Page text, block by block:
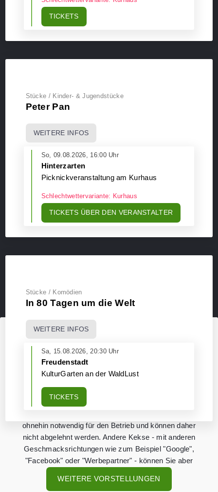
Diese Webseite verwendet Cookies
Diese Internetseite nutzt Cookies, kleine Kekse, die in
Ihrem Browser lokal auf Ihrem Computer
abgespeichert werden und die Funktion der
ohnehin notwendig für den Betrieb und können daher
nicht abgelehnt werden. Andere Kekse - mit anderen
Geschmacksrichtungen wie zum Beispiel "Google",
"Facebook" oder "Werbepartner" - können Sie aber
TICKETS
Stücke / Kinder- & Jugendstücke
Peter Pan
WEITERE INFOS
So, 09.08.2026, 16:00 Uhr
Hinterzarten
Picknickveranstaltung am Kurhaus
Schlechtwettervariante: Kurhaus
TICKETS ÜBER DEN VERANSTALTER
Stücke / Komödien
In 80 Tagen um die Welt
WEITERE INFOS
Sa, 15.08.2026, 20:30 Uhr
Freudenstadt
KulturGarten an der WaldLust
TICKETS
WEITERE VORSTELLUNGEN